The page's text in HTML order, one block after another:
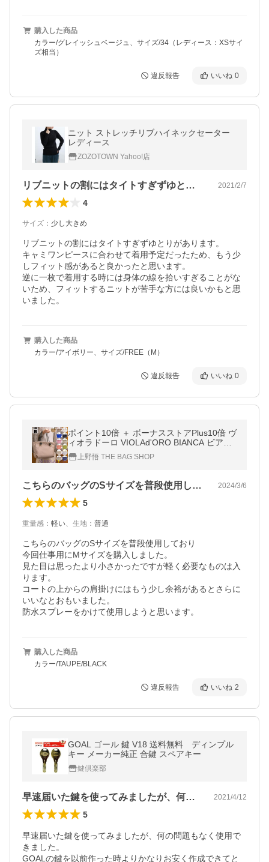
購入した商品
カラー/グレイッシュベージュ、サイズ/34（レディース：XSサイ
ズ相当）
違反報告 いいね 0
ニット ストレッチリブハイネックセーター
レディース
ZOZOTOWN Yahoo!店
リブニットの割にはタイトすぎずゆとりが… 2021/2/7
4
サイズ ： 少し大きめ
リブニットの割にはタイトすぎずゆとりがあります。
キャミワンピースに合わせて着用予定だったため、もう少
しフィット感があると良かったと思います。
逆に一枚で着用する時には身体の線を拾いすぎることがな
いため、フィットするニットが苦手な方には良いかもと思
いました。
購入した商品
カラー/アイボリー、サイズ/FREE（M）
違反報告 いいね 0
ポイント10倍 ＋ ボーナスストアPlus10倍 ヴ
ィオラドーロ VIOLAd'ORO BIANCA ビアン
カ ナイロン トートバッグ Mサイズ V-2175
上野悟 THE BAG SHOP
こちらのバッグのSサイズを普段使用して… 2024/3/6
5
重量感 ： 軽い、 生地 ： 普通
こちらのバッグのSサイズを普段使用しており
今回仕事用にMサイズを購入しました。
見た目は思ったより小さかったですが軽く必要なものは入
ります。
コートの上からの肩掛けにはもう少し余裕があるとさらに
いいなとおもいました。
防水スプレーをかけて使用しようと思います。
購入した商品
カラー/TAUPE/BLACK
違反報告 いいね 2
GOAL ゴール 鍵 V18 送料無料 ディンプル
キー メーカー純正 合鍵 スペアキー
鍵倶楽部
早速届いた鍵を使ってみましたが、何の問… 2021/4/12
5
早速届いた鍵を使ってみましたが、何の問題もなく使用で
きました。
GOALの鍵を以前作った時よりかなりお安く作成できてと